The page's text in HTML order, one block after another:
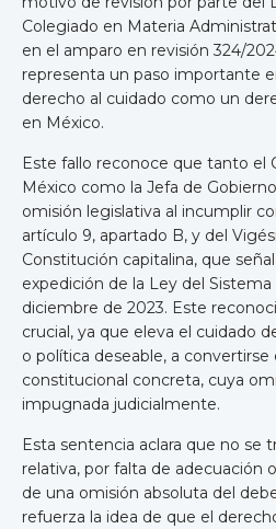
Colegiado en Materia
en el amparo en revisión 324/
representa un paso importante
derecho al cuidado como un
en México.
Este fallo reconoce que tanto el
México como la Jefa de
omisión legislativa al incumplir
artículo 9, apartado B, y del
Constitución capitalina, que
expedición de la Ley del Sistema
diciembre de 2023. Este
crucial, ya que eleva el cuidado
o política deseable, a
constitucional concreta, cuya
impugnada judicialmente.
Esta sentencia aclara que no se
relativa, por falta de adecuación
de una omisión absoluta del
refuerza la idea de que el